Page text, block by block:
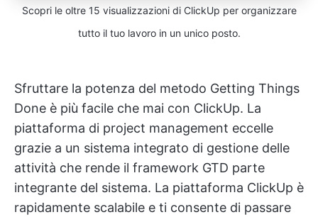
Scopri le oltre 15 visualizzazioni di ClickUp per organizzare
tutto il tuo lavoro in un unico posto.
Sfruttare la potenza del metodo Getting Things
Done è più facile che mai con ClickUp. La
piattaforma di project management eccelle
grazie a un sistema integrato di gestione delle
attività che rende il framework GTD parte
integrante del sistema. La piattaforma ClickUp è
rapidamente scalabile e ti consente di passare